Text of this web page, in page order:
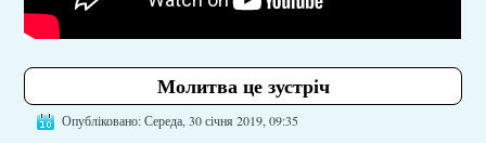
Молитва це зустріч
Опубліковано: Середа, 30 січня 2019, 09:35